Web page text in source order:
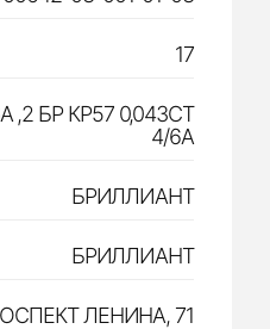
17
,2 БР КР57 0,043CT
4/6А
БРИЛЛИАНТ
БРИЛЛИАНТ
ЛЕНИНА, 71